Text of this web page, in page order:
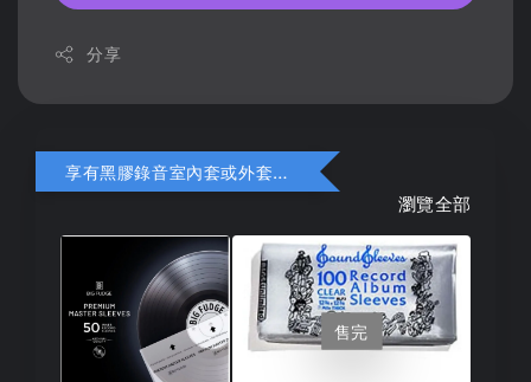
分享
享有黑膠錄音室內套或外套折扣
瀏覽全部
售完